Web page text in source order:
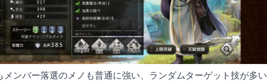
メンバー落選のメノも普通に強い、ランダムターゲット技が多い